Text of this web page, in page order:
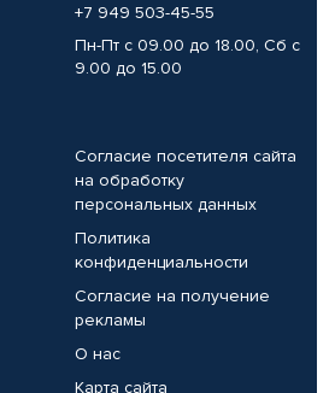
+7 949 503-45-55
Пн-Пт с 09.00 до 18.00, Сб с
9.00 до 15.00
Согласие посетителя сайта
на обработку
персональных данных
Политика
конфиденциальности
Согласие на получение
рекламы
О нас
Карта сайта